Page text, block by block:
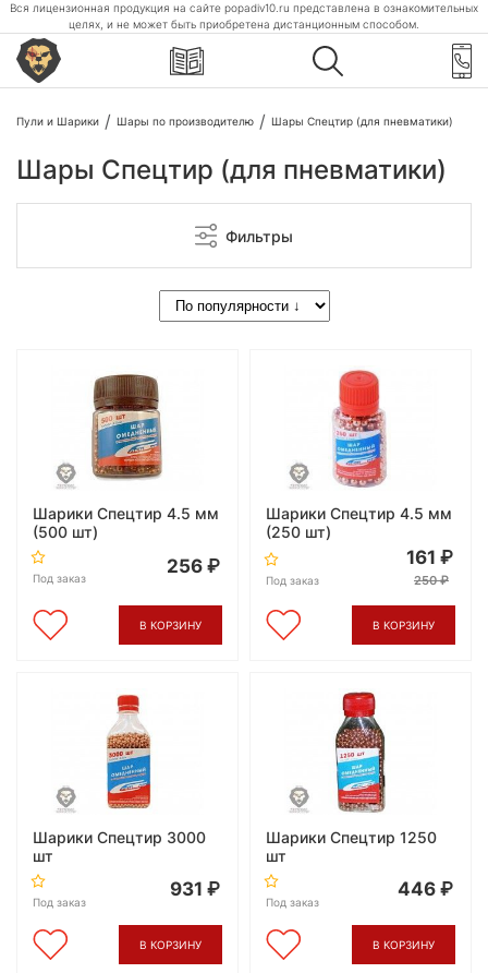
Вся лицензионная продукция на сайте popadiv10.ru представлена в ознакомительных
целях, и не может быть приобретена дистанционным способом.
Пули и Шарики Шары по производителю Шары Спецтир (для пневматики)
Шары Спецтир (для пневматики)
Фильтры
Шарики Спецтир 4.5 мм
(500 шт)
Под заказ
256
В КОРЗИНУ
Шарики Спецтир 4.5 мм
(250 шт)
Под заказ
161
250
В КОРЗИНУ
Шарики Спецтир 3000
шт
Под заказ
931
В КОРЗИНУ
Шарики Спецтир 1250
шт
Под заказ
446
В КОРЗИНУ